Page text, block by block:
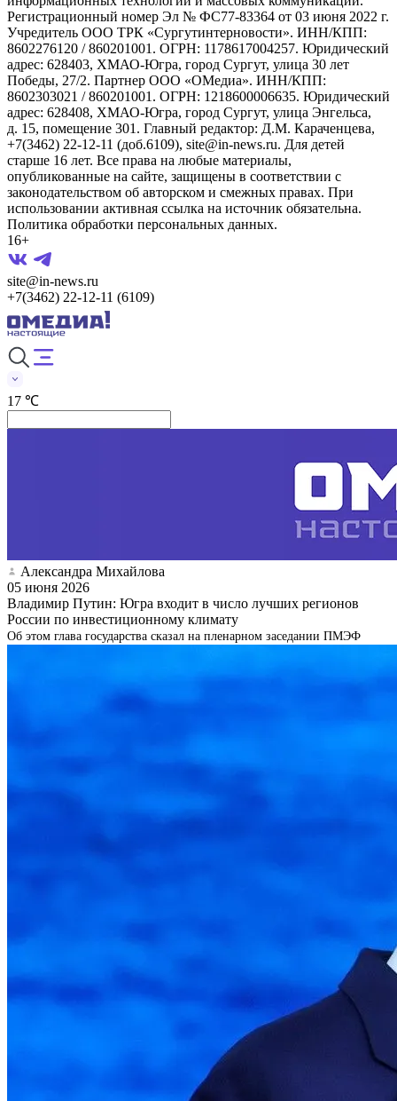
Регистрационный номер Эл № ФС77-83364 от 03 июня 2022 г.
Учредитель ООО ТРК «Сургутинтерновости». ИНН/КПП:
8602276120 / 860201001. ОГРН: 1178617004257. Юридический
адрес: 628403, ХМАО-Югра, город Сургут, улица 30 лет
Победы, 27/2. Партнер ООО «ОМедиа». ИНН/КПП:
8602303021 / 860201001. ОГРН: 1218600006635. Юридический
адрес: 628408, ХМАО-Югра, город Сургут, улица Энгельса,
д. 15, помещение 301. Главный редактор: Д.М. Караченцева,
+7(3462) 22-12-11 (доб.6109), site@in-news.ru. Для детей
старше 16 лет. Все права на любые материалы,
опубликованные на сайте, защищены в соответствии с
законодательством об авторском и смежных правах. При
использовании активная ссылка на источник обязательна.
Политика обработки персональных данных.
16+
site@in-news.ru
+7(3462) 22-12-11 (6109)
17 ℃
Александра Михайлова
05 июня 2026
Владимир Путин: Югра входит в число лучших регионов
России по инвестиционному климату
Об этом глава государства сказал на пленарном заседании ПМЭФ